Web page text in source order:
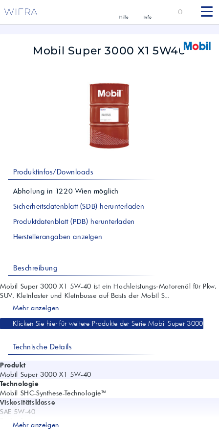
WIFRA Hilfe Info
0
Mobil Super 3000 X1 5W40
Produktinfos/Downloads
Abholung in 1220 Wien möglich
Sicherheitsdatenblatt (SDB) herunterladen
Produktdatenblatt (PDB) herunterladen
Herstellerangaben anzeigen
Beschreibung
Mobil Super 3000 X1 5W-40 ist ein Hochleistungs‑Motorenöl für Pkw,
SUV, Kleinlaster und Kleinbusse auf Basis der Mobil S...
Mehr anzeigen
Klicken Sie hier für weitere Produkte der Serie Mobil Super 3000
Technische Details
Produkt
Mobil Super 3000 X1 5W-40
Technologie
Mobil SHC-Synthese-Technologie™
Viskositätsklasse
SAE 5W-40
Freigaben
Porsche A40; PSA B71 2296; Renault RN0700; Renault RN0710; VW
Mehr anzeigen